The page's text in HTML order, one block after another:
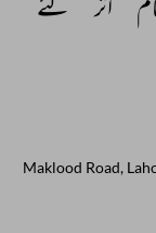
: 4 Maklood Road,